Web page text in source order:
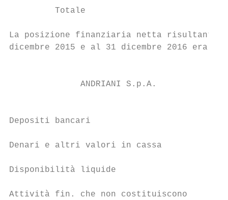
Totale
La posizione finanziaria netta risultante
dicembre 2015 e al 31 dicembre 2016 era
              ANDRIANI S.p.A.
Depositi bancari
Denari e altri valori in cassa
Disponibilità liquide
Attività fin. che non costituiscono